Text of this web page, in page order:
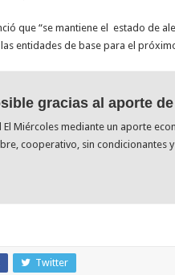
que “se mantiene el estado de
entidades de base para el
gracias al aporte
El Miércoles mediante un aporte
cooperativo, sin condicionantes
Twitter